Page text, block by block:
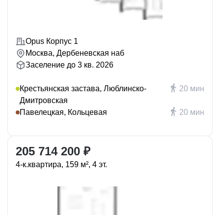
Opus Корпус 1
Москва, Дербеневская наб
Заселение до 3 кв. 2026
Крестьянская застава, Люблинско-
Дмитровская
20 мин
Павелецкая, Кольцевая 20 мин
205 714 200 ₽
4-к.квартира, 159 м², 4 эт.